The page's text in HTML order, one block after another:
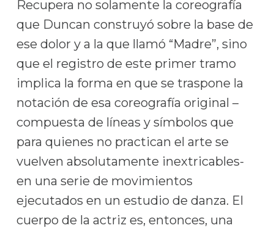
Recupera no solamente la coreografía
que Duncan construyó sobre la base de
ese dolor y a la que llamó “Madre”, sino
que el registro de este primer tramo
implica la forma en que se traspone la
notación de esa coreografía original –
compuesta de líneas y símbolos que
para quienes no practican el arte se
vuelven absolutamente inextricables-
en una serie de movimientos
ejecutados en un estudio de danza. El
cuerpo de la actriz es, entonces, una